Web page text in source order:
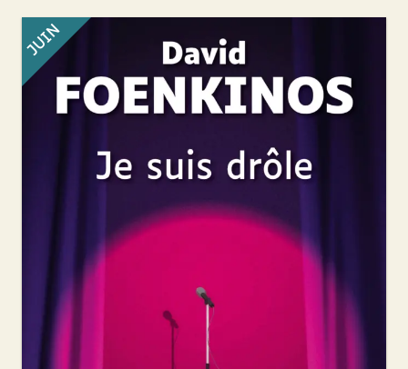
JUIN